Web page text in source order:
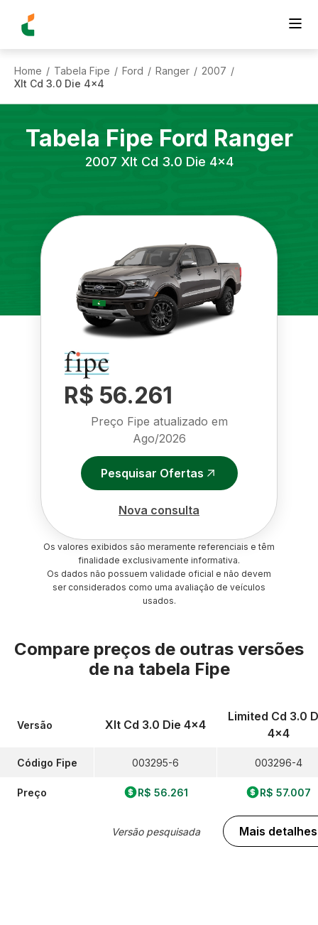
Home / Tabela Fipe / Ford / Ranger / 2007 /
Xlt Cd 3.0 Die 4x4
Tabela Fipe Ford Ranger
2007 Xlt Cd 3.0 Die 4x4
R$ 56.261
Preço Fipe atualizado em
Ago/2026
Pesquisar Ofertas
Nova consulta
Os valores exibidos são meramente referenciais e têm
finalidade exclusivamente informativa.
Os dados não possuem validade oficial e não devem
ser considerados como uma avaliação de veículos
usados.
Compare preços de outras versões
de na tabela Fipe
Versão
Código Fipe
Preço
Xlt Cd 3.0 Die 4x4
003295-6
R$ 56.261
Versão pesquisada
Limited Cd 3.0
4x4
003296-4
R$ 57.007
Mais detalhes